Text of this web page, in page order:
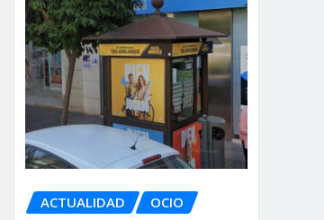
ACTUALIDAD OCIO